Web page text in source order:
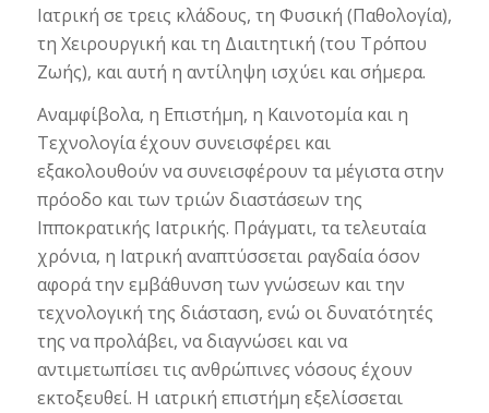
Ιατρική σε τρεις κλάδους, τη Φυσική (Παθολογία),
τη Χειρουργική και τη Διαιτητική (του Τρόπου
Ζωής), και αυτή η αντίληψη ισχύει και σήμερα.
Αναμφίβολα, η Επιστήμη, η Καινοτομία και η
Τεχνολογία έχουν συνεισφέρει και
εξακολουθούν να συνεισφέρουν τα μέγιστα στην
πρόοδο και των τριών διαστάσεων της
Ιπποκρατικής Ιατρικής. Πράγματι, τα τελευταία
χρόνια, η Ιατρική αναπτύσσεται ραγδαία όσον
αφορά την εμβάθυνση των γνώσεων και την
τεχνολογική της διάσταση, ενώ οι δυνατότητές
της να προλάβει, να διαγνώσει και να
αντιμετωπίσει τις ανθρώπινες νόσους έχουν
εκτοξευθεί. Η ιατρική επιστήμη εξελίσσεται